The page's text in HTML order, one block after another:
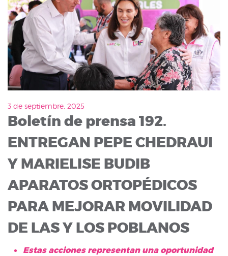
3 de septiembre, 2025
Boletín de prensa 192.
ENTREGAN PEPE CHEDRAUI
Y MARIELISE BUDIB
APARATOS ORTOPÉDICOS
PARA MEJORAR MOVILIDAD
DE LAS Y LOS POBLANOS
Estas acciones representan una oportunidad